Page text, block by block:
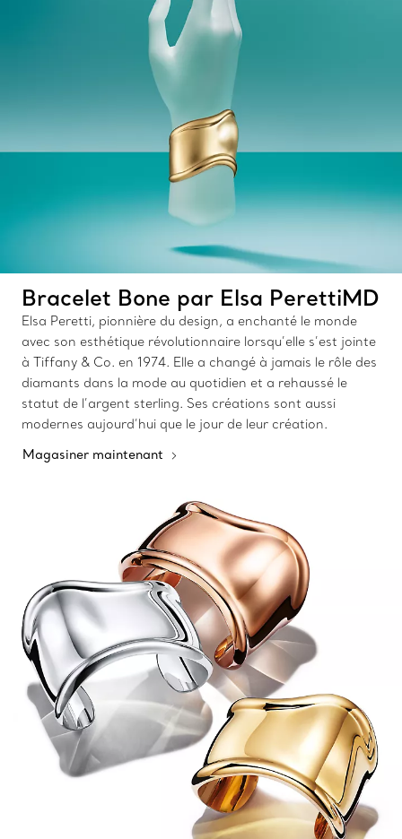
Bracelet Bone par Elsa PerettiMD
Elsa Peretti, pionnière du design, a enchanté le monde
avec son esthétique révolutionnaire lorsqu’elle s’est jointe
à Tiffany & Co. en 1974. Elle a changé à jamais le rôle des
diamants dans la mode au quotidien et a rehaussé le
statut de l’argent sterling. Ses créations sont aussi
modernes aujourd’hui que le jour de leur création.
Magasiner maintenant